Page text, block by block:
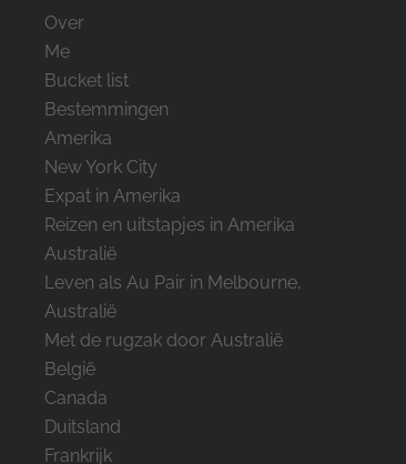
Over
Me
Bucket list
Bestemmingen
Amerika
New York City
Expat in Amerika
Reizen en uitstapjes in Amerika
Australië
Leven als Au Pair in Melbourne,
Australië
Met de rugzak door Australië
België
Canada
Duitsland
Frankrijk